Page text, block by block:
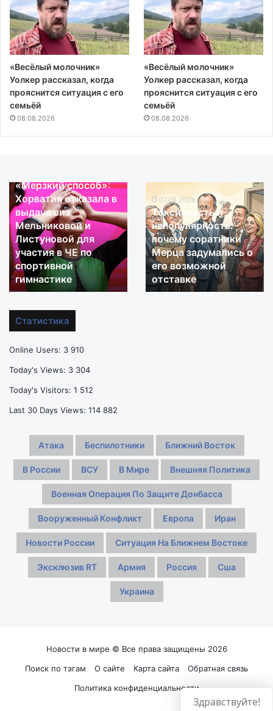
«Весёлый молочник»
Уолкер рассказал, когда
прояснится ситуация с его
семьёй
08.08.2026
«Весёлый молочник»
Уолкер рассказал, когда
прояснится ситуация с его
семьёй
08.08.2026
«Мерзкий
способ»:
Хорватия
отказала
в
выдаче
виз
Мельниковой
и
для
ЧЕ
по
гимнастике
«Мерзкий способ»:
Хорватия отказала в
выдаче виз
Мельниковой и
Листуновой для
участия в ЧЕ по
спортивной
гимнастике
и
непопулярность:
почему
соратники
Мерца
задумались
его
07.08.2026
Токсичность и
непопулярность:
почему соратники
Мерца задумались о
его возможной
отставке
Статистика
Online Users: 3 910
Today's Views: 3 304
Today's Visitors: 1 512
Last 30 Days Views: 114 882
Атака Беспилотники Ближний Восток
В России ВСУ В Мире Внешняя Политика
Военная Операция По Защите Донбасса
Вооруженный Конфликт Европа Иран
Новости России Ситуация На Ближнем Востоке
Эксклюзив RT Армия Россия Сша
Украина
Новости в мире © Все права защищены 2026
Поиск по тэгам
О сайте Карта сайта
Обратная связь
Политика конфиденциальности
Здравствуйте!